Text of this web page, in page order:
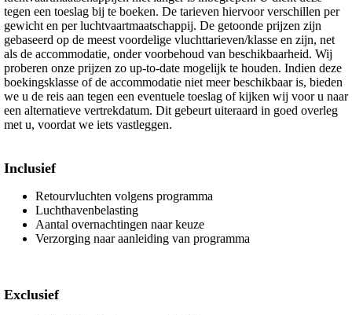
tegen een toeslag bij te boeken. De tarieven hiervoor verschillen per
gewicht en per luchtvaartmaatschappij. De getoonde prijzen zijn
gebaseerd op de meest voordelige vluchttarieven/klasse en zijn, net
als de accommodatie, onder voorbehoud van beschikbaarheid. Wij
proberen onze prijzen zo up-to-date mogelijk te houden. Indien deze
boekingsklasse of de accommodatie niet meer beschikbaar is, bieden
we u de reis aan tegen een eventuele toeslag of kijken wij voor u naar
een alternatieve vertrekdatum. Dit gebeurt uiteraard in goed overleg
met u, voordat we iets vastleggen.
Inclusief
Retourvluchten volgens programma
Luchthavenbelasting
Aantal overnachtingen naar keuze
Verzorging naar aanleiding van programma
Exclusief